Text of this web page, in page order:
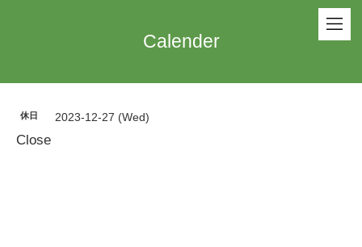
Calender
休日 2023-12-27 (Wed)
Close